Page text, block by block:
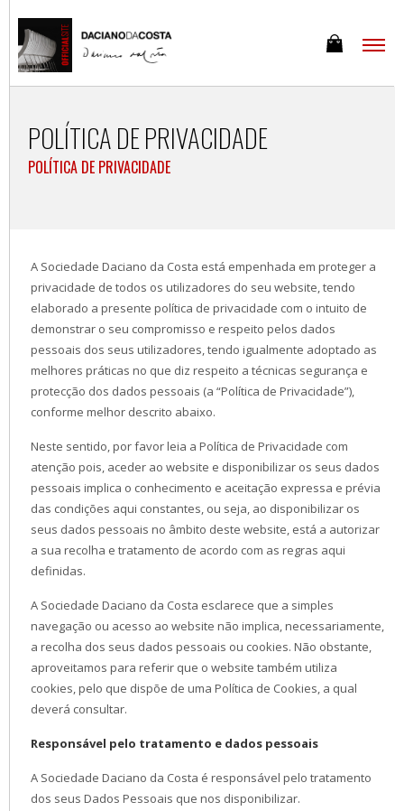
POLÍTICA DE PRIVACIDADE
POLÍTICA DE PRIVACIDADE
A Sociedade Daciano da Costa está empenhada em proteger a
privacidade de todos os utilizadores do seu website, tendo
elaborado a presente política de privacidade com o intuito de
demonstrar o seu compromisso e respeito pelos dados
pessoais dos seus utilizadores, tendo igualmente adoptado as
melhores práticas no que diz respeito a técnicas segurança e
protecção dos dados pessoais (a “Política de Privacidade”),
conforme melhor descrito abaixo.
Neste sentido, por favor leia a Política de Privacidade com
atenção pois, aceder ao website e disponibilizar os seus dados
pessoais implica o conhecimento e aceitação expressa e prévia
das condições aqui constantes, ou seja, ao disponibilizar os
seus dados pessoais no âmbito deste website, está a autorizar
a sua recolha e tratamento de acordo com as regras aqui
definidas.
A Sociedade Daciano da Costa esclarece que a simples
navegação ou acesso ao website não implica, necessariamente,
a recolha dos seus dados pessoais ou cookies. Não obstante,
aproveitamos para referir que o website também utiliza
cookies, pelo que dispõe de uma Política de Cookies, a qual
deverá consultar.
Responsável pelo tratamento e dados pessoais
A Sociedade Daciano da Costa é responsável pelo tratamento
dos seus Dados Pessoais que nos disponibilizar.